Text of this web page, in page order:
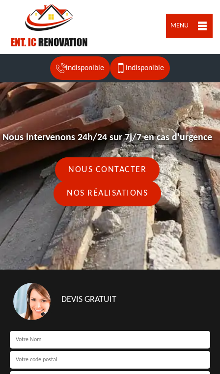
MENU
indisponible indisponible
Nous intervenons 24h/24 sur 7j/7 en cas d'urgence
NOUS CONTACTER
NOS RÉALISATIONS
DEVIS GRATUIT